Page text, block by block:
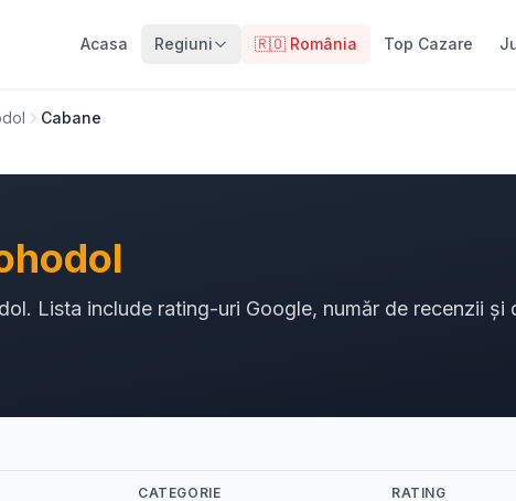
Acasa Regiuni 🇷🇴 România Top Cazare
Cabane
Lista include rating-uri Google, număr de recenzii și
CATEGORIE RATING